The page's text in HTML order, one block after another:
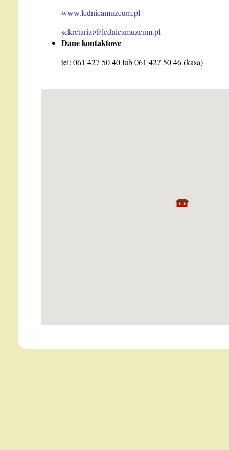
www.lednicamuzeum.pl
sekretariat@lednicamuzeum.pl
Dane kontaktowe
tel: 061 427 50 40 lub 061 427 50 46 (kasa)